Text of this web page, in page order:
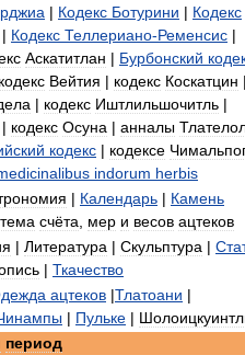
| Кодекс Ботурини | Кодекс
| Кодекс Теллериано-Ременсис |
Аскатитлан | Бурбонский
кодекс Вейтия | кодекс Коскатцин |
| кодекс Иштлильшочитль |
| кодекс Осуна | анналы
кодекс | кодексе
indorum herbis
| Календарь | Камень
счёта, мер и весов ацтеков
| Литература | Скульптура |
| Ткачество
ацтеков |Тлатоани |
| Пульке |
период